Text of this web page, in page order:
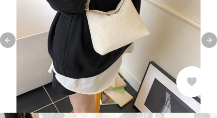
Previous slide